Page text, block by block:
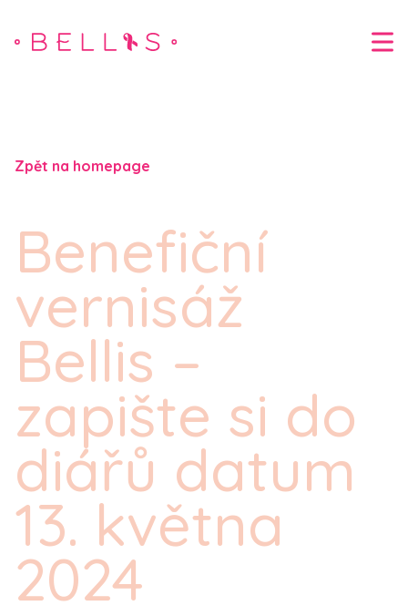
Zpět na homepage
Benefiční
vernisáž
Bellis –
zapište si do
diářů datum
13. května
2024